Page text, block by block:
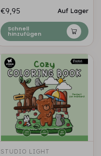
€9,95 Auf Lager
Schnell
hinzufügen
STUDIO LIGHT